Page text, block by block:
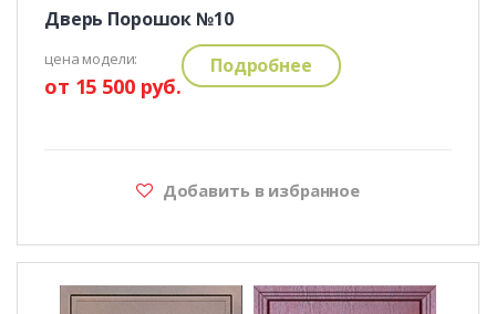
Дверь Порошок №10
цена модели:
от 15 500 руб.
Подробнее
Добавить в избранное